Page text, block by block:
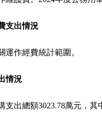
支出情況
運作經費統計範圍。
情況
支出總額3023.78萬元，